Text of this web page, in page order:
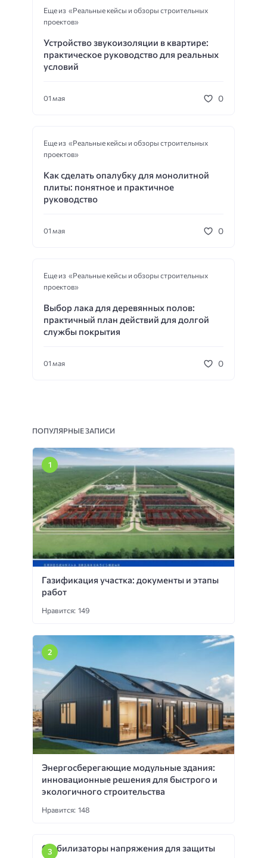
Еще из «Реальные кейсы и обзоры строительных
проектов»
Устройство звукоизоляции в квартире:
практическое руководство для реальных
условий
01 мая 0
Еще из «Реальные кейсы и обзоры строительных
проектов»
Как сделать опалубку для монолитной
плиты: понятное и практичное
руководство
01 мая 0
Еще из «Реальные кейсы и обзоры строительных
проектов»
Выбор лака для деревянных полов:
практичный план действий для долгой
службы покрытия
01 мая 0
ПОПУЛЯРНЫЕ ЗАПИСИ
Газификация участка: документы и этапы
работ
Нравится: 149
Энергосберегающие модульные здания:
инновационные решения для быстрого и
экологичного строительства
Нравится: 148
Стабилизаторы напряжения для защиты